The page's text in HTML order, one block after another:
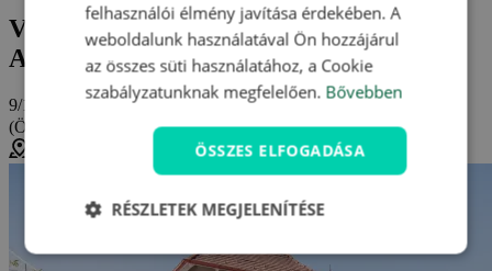
Vélemények és értékelések: Penzion
Auróra Vendégház (Balaton)
9/10
(Összesen
1 értékelés)
nagyon jó
Térkép megjelenítése)
felhasználói élmény javítása érdekében. A
weboldalunk használatával Ön hozzájárul
az összes süti használatához, a Cookie
szabályzatunknak megfelelően. Bővebben
ÖSSZES ELFOGADÁSA
RÉSZLETEK MEGJELENÍTÉSE